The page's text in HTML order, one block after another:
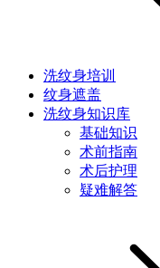
洗纹身培训
纹身遮盖
洗纹身知识库
基础知识
术前指南
术后护理
疑难解答